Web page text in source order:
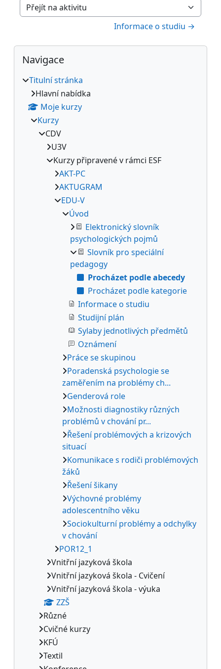
Přejít na aktivitu
Informace o studiu →
Bloky
Přeskočit: Navigace
Navigace
Titulní stránka
Hlavní nabídka
Moje kurzy
Kurzy
CDV
U3V
Kurzy připravené v rámci ESF
AKT-PC
AKTUGRAM
EDU-V
Úvod
Elektronický slovník
psychologických pojmů
Slovník pro speciální
pedagogy
Procházet podle abecedy
Procházet podle kategorie
Informace o studiu
Studijní plán
Sylaby jednotlivých předmětů
Oznámení
Práce se skupinou
Poradenská psychologie se
zaměřením na problémy ch...
Genderová role
Možnosti diagnostiky různých
problémů v chování pr...
Řešení problémových a krizových
situací
Komunikace s rodiči problémových
žáků
Řešení šikany
Výchovné problémy
adolescentního věku
Sociokulturní problémy a odchylky
v chování
POR12_1
Vnitřní jazyková škola
Vnitřní jazyková škola - Cvičení
Vnitřní jazyková škola - výuka
ZZŠ
Různé
Cvičné kurzy
KFÚ
Textil